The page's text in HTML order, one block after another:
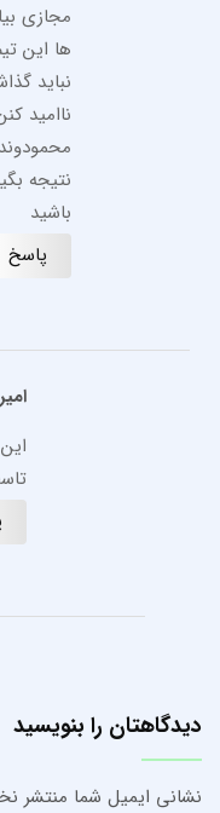
مجازی
ها این
نباید
ناامید
نتیجه
باشید
پاسخ
دیدگاهتان را بنویسید
نشانی ایمیل شما منتشر